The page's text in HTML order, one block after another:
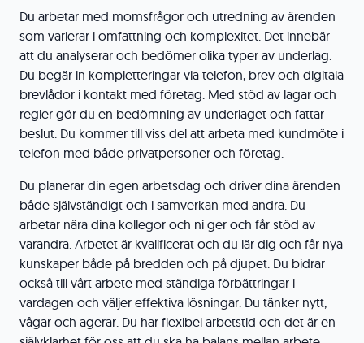
Du arbetar med momsfrågor och utredning av ärenden
som varierar i omfattning och komplexitet. Det innebär
att du analyserar och bedömer olika typer av underlag.
Du begär in kompletteringar via telefon, brev och digitala
brevlådor i kontakt med företag. Med stöd av lagar och
regler gör du en bedömning av underlaget och fattar
beslut. Du kommer till viss del att arbeta med kundmöte i
telefon med både privatpersoner och företag.
Du planerar din egen arbetsdag och driver dina ärenden
både självständigt och i samverkan med andra. Du
arbetar nära dina kollegor och ni ger och får stöd av
varandra. Arbetet är kvalificerat och du lär dig och får nya
kunskaper både på bredden och på djupet. Du bidrar
också till vårt arbete med ständiga förbättringar i
vardagen och väljer effektiva lösningar. Du tänker nytt,
vågar och agerar. Du har flexibel arbetstid och det är en